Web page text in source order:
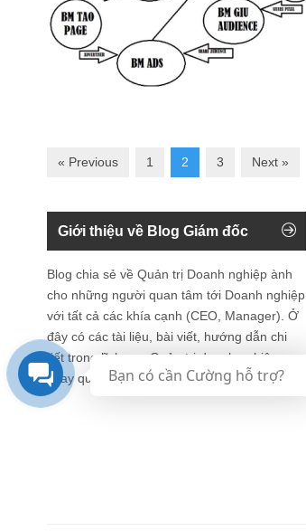
« Previous 1 2 3 Next »
Giới thiệu về Blog Giám đốc
Blog chia sẻ về Quản trị Doanh nghiệp ành
cho những người quan tâm tới Doanh nghiệp
với tất cả các khía cạnh (CEO, Manager). Ở
đây có các tài liệu, bài viết, hướng dẫn chi
tiết trong lĩnh vực Quản trị doanh nghiệp
xoay quay vòng đời tổ chức.
Bạn có cần Cường hỗ trợ?